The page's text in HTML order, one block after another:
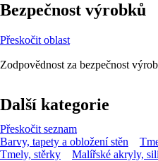
Bezpečnost výrobků
Přeskočit oblast
Zodpovědnost za bezpečnost
Další kategorie
Přeskočit seznam
Barvy, tapety a obložení stěn
Tmely, stěrky
Malířské akryly,